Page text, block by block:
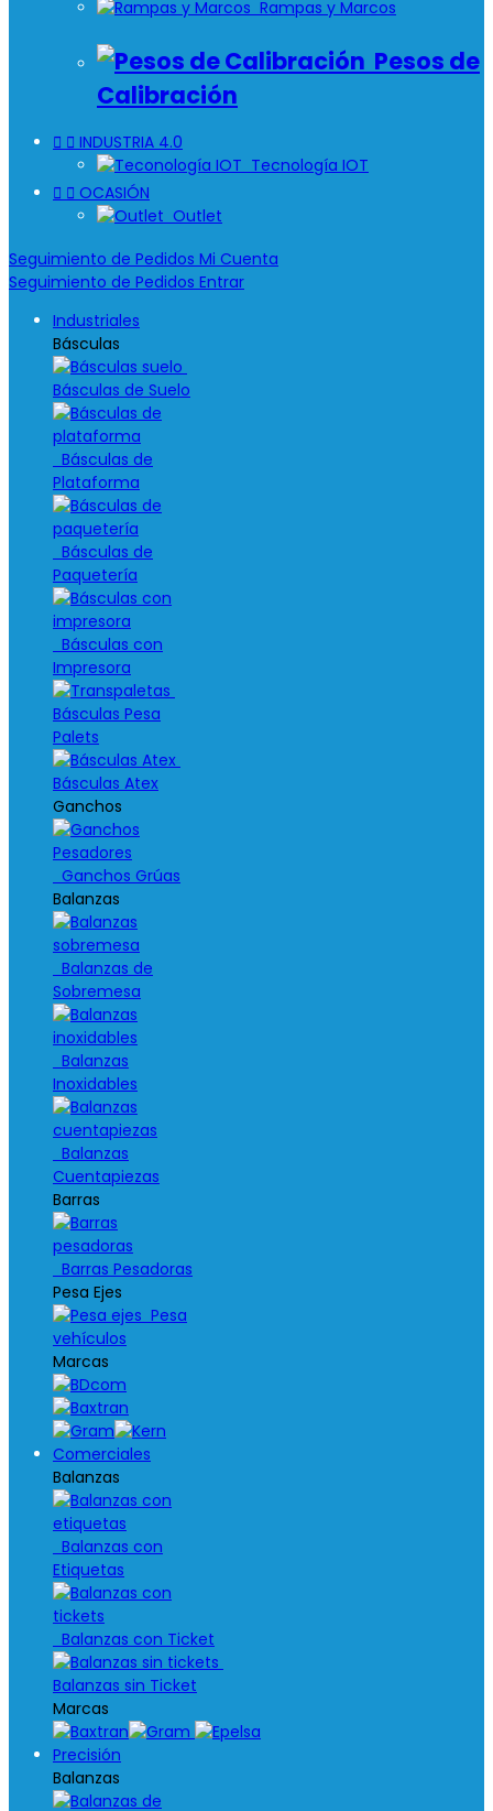
Rampas y Marcos
Pesos de
Calibración
  INDUSTRIA 4.0
Tecnología IOT
  OCASIÓN
Outlet
Seguimiento de Pedidos Mi Cuenta
Seguimiento de Pedidos Entrar
Industriales
Básculas
Básculas de Suelo
Básculas de
Plataforma
Básculas de
Paquetería
Básculas con
Impresora
Básculas Pesa
Palets
Básculas Atex
Ganchos
Ganchos Grúas
Balanzas
Balanzas de
Sobremesa
Balanzas
Inoxidables
Balanzas
Cuentapiezas
Barras
Barras Pesadoras
Pesa Ejes
Pesa
vehículos
Marcas
Comerciales
Balanzas
Balanzas con
Etiquetas
Balanzas con Ticket
Balanzas sin Ticket
Marcas
Precisión
Balanzas